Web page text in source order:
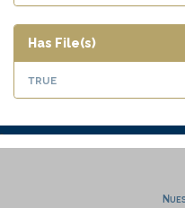
Has File(s)
true